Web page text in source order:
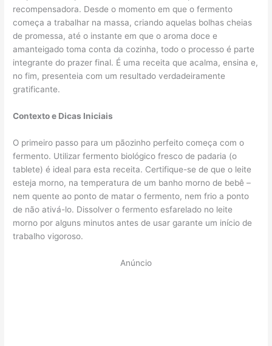
recompensadora. Desde o momento em que o fermento
começa a trabalhar na massa, criando aquelas bolhas cheias
de promessa, até o instante em que o aroma doce e
amanteigado toma conta da cozinha, todo o processo é parte
integrante do prazer final. É uma receita que acalma, ensina e,
no fim, presenteia com um resultado verdadeiramente
gratificante.
Contexto e Dicas Iniciais
O primeiro passo para um pãozinho perfeito começa com o
fermento. Utilizar fermento biológico fresco de padaria (o
tablete) é ideal para esta receita. Certifique-se de que o leite
esteja morno, na temperatura de um banho morno de bebê –
nem quente ao ponto de matar o fermento, nem frio a ponto
de não ativá-lo. Dissolver o fermento esfarelado no leite
morno por alguns minutos antes de usar garante um início de
trabalho vigoroso.
Anúncio